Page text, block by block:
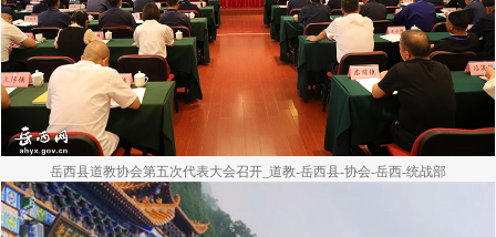
岳西县道教协会第五次代表大会召开_道教-岳西县-协会-岳西-统战部